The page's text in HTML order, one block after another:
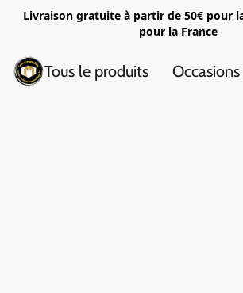
Livraison gratuite à partir de 50€ pour
pour la France
Tous le produits